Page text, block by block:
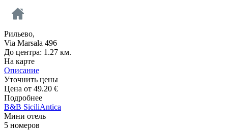
Рильево,
Via Marsala 496
До центра: 1.27 км.
На карте
Описание
Уточнить цены
Цена от 49.20 €
Подробнее
B&B SiciliAntica
Мини отель
5 номеров